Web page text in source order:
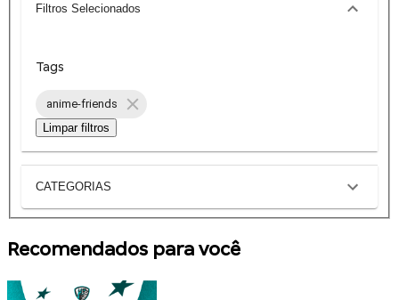
Filtros Selecionados
Tags
anime-friends
Limpar filtros
CATEGORIAS
Recomendados para você